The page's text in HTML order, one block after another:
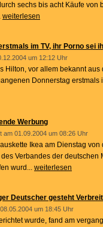
sechs bis acht Käufe von
weiterlesen
im TV, ihr Porno sei
um 12:12 Uhr
Hilton, vor allem bekannt aus
Donnerstag erstmals
Werbung
am 01.09.2004 um 08:26 Uhr
Ikea am Dienstag von
Verbandes der deutschen
wurd... weiterlesen
Deutscher gesteht
um 18:45 Uhr
wurde, fand am